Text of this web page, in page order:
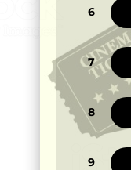
6
7
8
9